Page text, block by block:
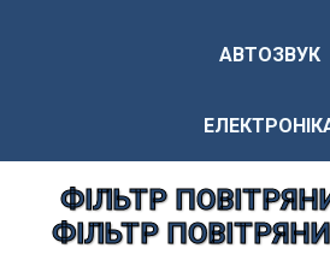
АВТОЗВУК
ФІЛЬТР
ФІЛЬТР